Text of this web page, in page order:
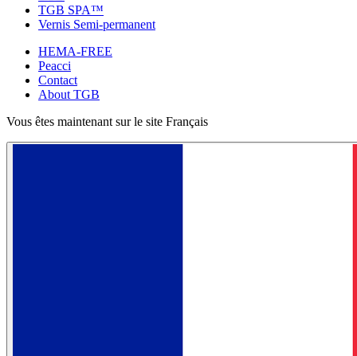
TGB SPA™
Vernis Semi-permanent
HEMA-FREE
Peacci
Contact
About TGB
Vous êtes maintenant sur le site Français